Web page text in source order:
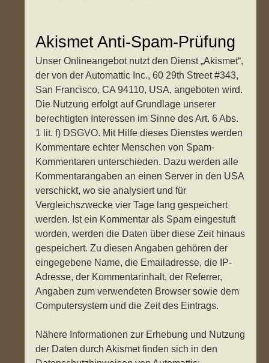
Akismet Anti-Spam-Prüfung
Unser Onlineangebot nutzt den Dienst „Akismet“,
der von der Automattic Inc., 60 29th Street #343,
San Francisco, CA 94110, USA, angeboten wird.
Die Nutzung erfolgt auf Grundlage unserer
berechtigten Interessen im Sinne des Art. 6 Abs.
1 lit. f) DSGVO. Mit Hilfe dieses Dienstes werden
Kommentare echter Menschen von Spam-
Kommentaren unterschieden. Dazu werden alle
Kommentarangaben an einen Server in den USA
verschickt, wo sie analysiert und für
Vergleichszwecke vier Tage lang gespeichert
werden. Ist ein Kommentar als Spam eingestuft
worden, werden die Daten über diese Zeit hinaus
gespeichert. Zu diesen Angaben gehören der
eingegebene Name, die Emailadresse, die IP-
Adresse, der Kommentarinhalt, der Referrer,
Angaben zum verwendeten Browser sowie dem
Computersystem und die Zeit des Eintrags.
Nähere Informationen zur Erhebung und Nutzung
der Daten durch Akismet finden sich in den